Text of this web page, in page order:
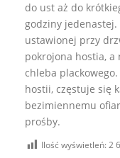
do ust aż do
godziny jedenastej.
ustawionej przy
pokrojona hostia, a
chleba
hostii, częstuje się
bezimiennemu
prośby.
Ilość wyświetleń:2